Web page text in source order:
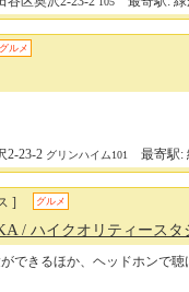
グルメ
2-23-2 グリンハイム101 最寄駅:
] グルメ
/ ハイクオリティースタ
できるほか、ヘッドホンで